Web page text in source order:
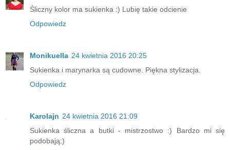
Śliczny kolor ma sukienka :) Lubię takie odcienie
Odpowiedz
Monikuella 24 kwietnia 2016 20:25
Sukienka i marynarka są cudowne. Piękna stylizacja.
Odpowiedz
Karolajn 24 kwietnia 2016 21:09
Sukienka śliczna a butki - mistrzostwo :) Bardzo mi się
podobają:)